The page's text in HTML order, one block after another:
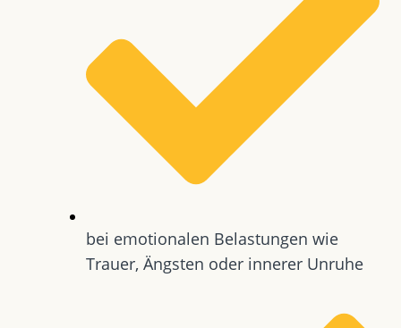
bei emotionalen Belastungen wie
Trauer, Ängsten oder innerer Unruhe